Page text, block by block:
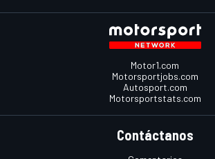
Motor1.com
Motorsportjobs.com
Autosport.com
Motorsportstats.com
Contáctanos